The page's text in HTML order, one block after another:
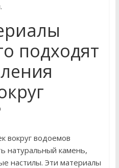
подходят
вокруг водоемов
натуральный камень,
настилы. Эти материалы